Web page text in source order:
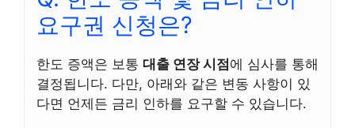
요구권 신청은?
한도 증액은 보통 대출 연장 시점 에 심사를 통해
결정됩니다. 다만, 아래와 같은 변동 사항이 있
다면 언제든 금리 인하를 요구할 수 있습니다.